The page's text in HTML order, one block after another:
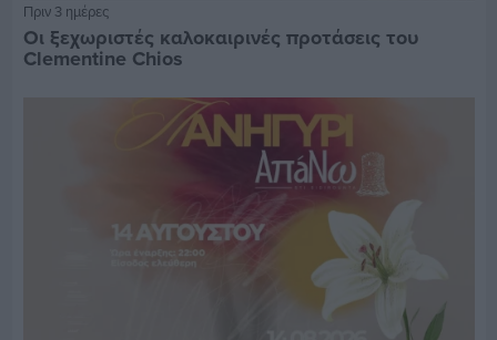
Πριν 3 ημέρες
Οι ξεχωριστές καλοκαιρινές προτάσεις του
Clementine Chios